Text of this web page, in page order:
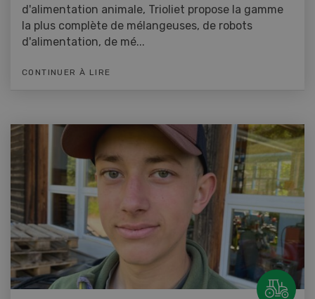
d'alimentation animale, Trioliet propose la gamme
la plus complète de mélangeuses, de robots
d'alimentation, de mé...
CONTINUER À LIRE